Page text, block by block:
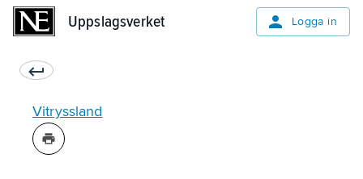
Uppslagsverket Logga in
Vitryssland